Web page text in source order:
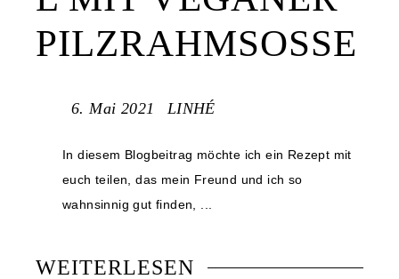
PILZRAHMSOSSE
6. Mai 2021 LINHÉ
In diesem Blogbeitrag möchte ich ein Rezept mit
euch teilen, das mein Freund und ich so
wahnsinnig gut finden, ...
WEITERLESEN